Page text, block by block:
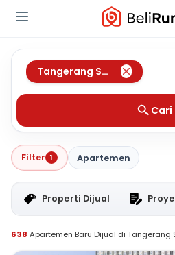
Tangerang Selatan Banten
Cari
Filter 1 Apartemen
Properti Dijual
638 Apartemen Baru Dijual di Tangerang